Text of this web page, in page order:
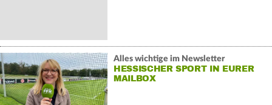
Alles wichtige im Newsletter
HESSISCHER SPORT IN EURER
MAILBOX